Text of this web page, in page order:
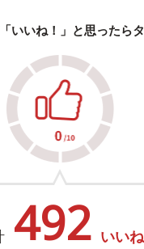
いいね！」と思ったら
492 いいね